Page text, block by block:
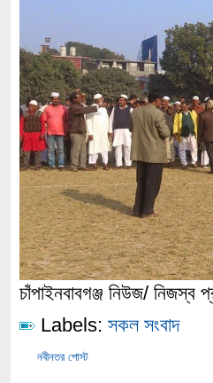
চাঁপাইনবাবগঞ্জ নিউজ/
Labels: সকল সংবাদ
নবীনতর পোস্ট